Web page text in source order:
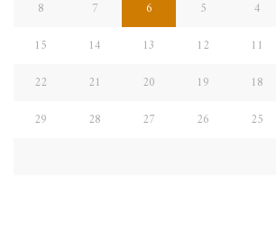
4
5
6
7
8
11
12
13
14
15
18
19
20
21
22
25
26
27
28
29